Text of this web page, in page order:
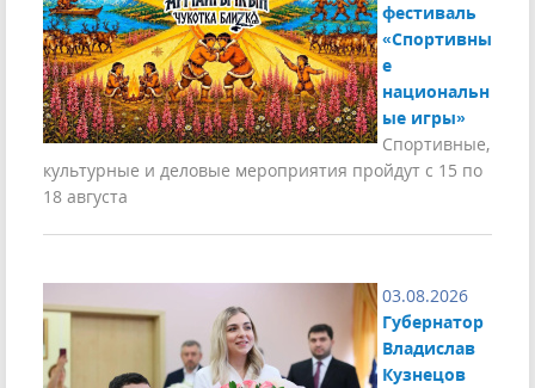
фестиваль
«Спортивны
е
национальн
ые игры»
Спортивные,
культурные и деловые мероприятия пройдут с 15 по
18 августа
03.08.2026
Губернатор
Владислав
Кузнецов